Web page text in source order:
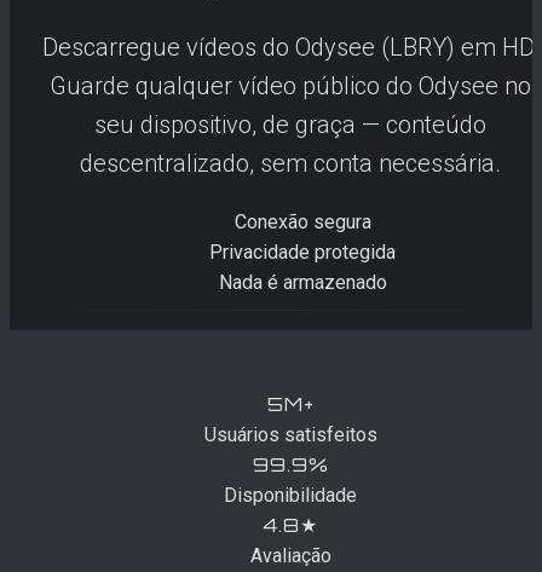
Descarregue vídeos do Odysee (LBRY) em HD.
Guarde qualquer vídeo público do Odysee no
seu dispositivo, de graça — conteúdo
descentralizado, sem conta necessária.
Conexão segura
Privacidade protegida
Nada é armazenado
5M+
Usuários satisfeitos
99.9%
Disponibilidade
4.8★
Avaliação